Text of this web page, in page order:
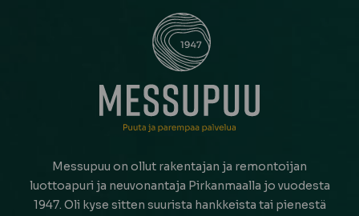
Messupuu on ollut rakentajan ja remontoijan
luottoapuri ja neuvonantaja Pirkanmaalla jo vuodesta
1947. Oli kyse sitten suurista hankkeista tai pienestä